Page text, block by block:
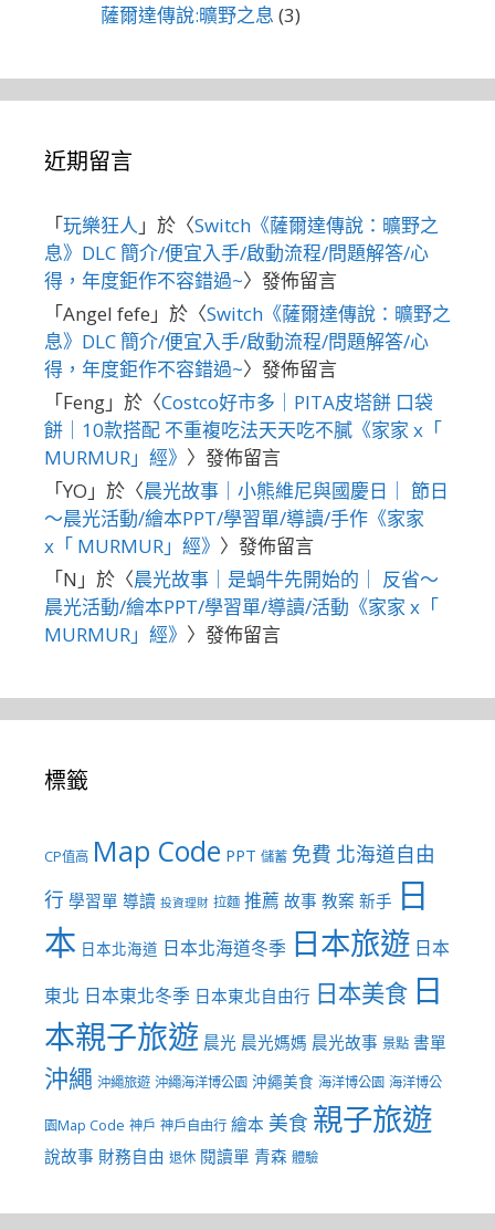
薩爾達傳說:曠野之息 (3)
近期留言
「玩樂狂人 」於〈Switch《薩爾達傳說：曠野之
息》DLC 簡介/便宜入手/啟動流程/問題解答/心
得，年度鉅作不容錯過~〉發佈留言
「Angel fefe 」於〈Switch《薩爾達傳說：曠野之
息》DLC 簡介/便宜入手/啟動流程/問題解答/心
得，年度鉅作不容錯過~〉發佈留言
「Feng」於〈Costco好市多｜PITA皮塔餅 口袋
餅｜10款搭配 不重複吃法天天吃不膩《家家 x「
MURMUR」經》 〉發佈留言
「YO 」於〈晨光故事｜小熊維尼與國慶日｜ 節日
～晨光活動/繪本PPT/學習單/導讀/手作《家家
x「 MURMUR」經》 〉發佈留言
「N 」於〈晨光故事｜是蝸牛先開始的｜ 反省～
晨光活動/繪本PPT/學習單/導讀/活動《家家 x「
MURMUR」經》 〉發佈留言
標籤
CP值高 Map Code PPT 儲蓄 免費 北海道自由
行 學習單 導讀 投資理財 拉麵 推薦 故事 教案 新手 日
本 日本北海道 日本北海道冬季 日本旅遊 日本
東北 日本東北冬季 日本東北自由行 日本美食 日
本親子旅遊 晨光 晨光媽媽 晨光故事 景點 書單
沖繩 沖繩旅遊 沖繩海洋博公園 沖繩美食 海洋博公園 海洋博公
園Map Code 神戶 神戶自由行 繪本 美食 親子旅遊
說故事 財務自由 退休 閱讀單 青森 體驗